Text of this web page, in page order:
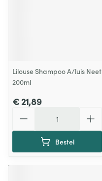
Lilouse Shampoo A/luis Neet
200ml
€ 21,89
Bestel